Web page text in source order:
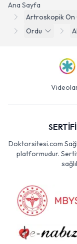
Ana Sayfa
Artroskopik On
Ordu
Doktorsitesi.com
platformudur.